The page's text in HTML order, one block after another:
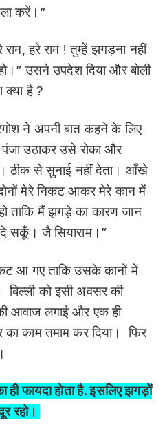
करें।”
हरे राम ! तुम्हें झगड़ना नहीं
उसने उपदेश दिया और बोली
क्या है ?
ने अपनी बात कहने के लिए
पंजा उठाकर उसे रोका और
ठीक से सुनाई नहीं देता। आँखे
मेरे निकट आकर मेरे कान में
ताकि मैं झगड़े का कारण जान
सकूँ। जै सियाराम।”
आ गए ताकि उसके कानों में
को इसी अवसर की
आवाज लगाई और एक ही
काम तमाम कर दिया। फिर
फायदा होता है. इसलिए झगड़ों
रहो।